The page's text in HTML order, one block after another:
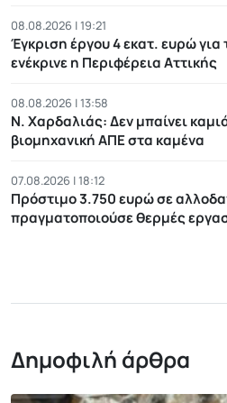
08.08.2026 | 19:21
Έγκριση έργου 4 εκατ. ευρώ για
ενέκρινε η Περιφέρεια Αττικής
08.08.2026 | 13:58
Ν. Χαρδαλιάς: Δεν μπαίνει
βιομηχανική ΑΠΕ στα καμένα
07.08.2026 | 18:12
Πρόστιμο 3.750 ευρώ σε
πραγματοποιούσε θερμές
Δημοφιλή άρθρα